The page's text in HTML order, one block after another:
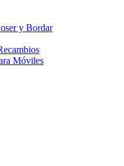
y Bordar
Móviles